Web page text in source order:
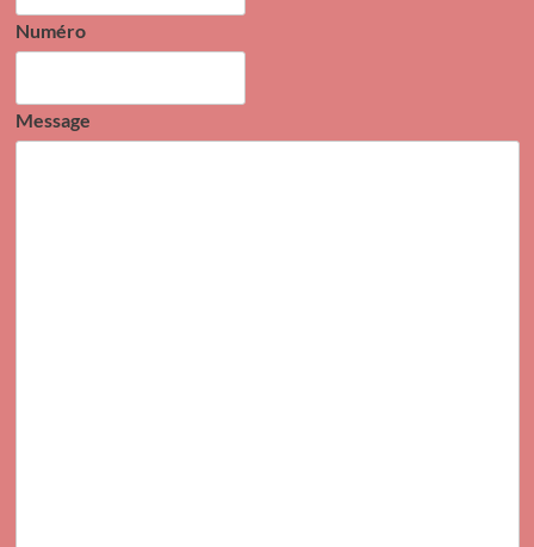
Numéro
Message